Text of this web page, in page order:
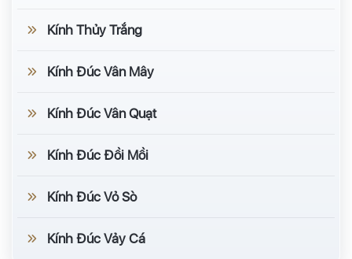
Kính Thủy Trắng
Kính Đúc Vân Mây
Kính Đúc Vân Quạt
Kính Đúc Đồi Mồi
Kính Đúc Vỏ Sò
Kính Đúc Vảy Cá